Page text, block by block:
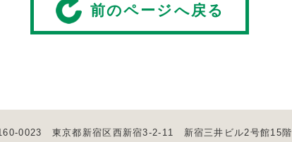
前のページへ戻る
0023 東京都新宿区西新宿3-2-11 新宿三井ビル2号館15階